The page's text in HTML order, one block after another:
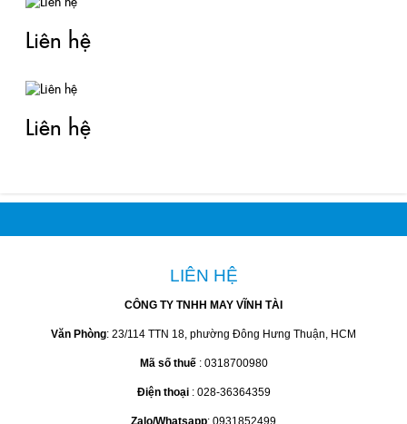
Liên hệ
Liên hệ
LIÊN HỆ
CÔNG TY TNHH MAY VĨNH TÀI
Văn Phòng: 23/114 TTN 18, phường Đông Hưng Thuận, HCM
Mã số thuế : 0318700980
Điện thoại : 028-36364359
Zalo/Whatsapp: 0931852499